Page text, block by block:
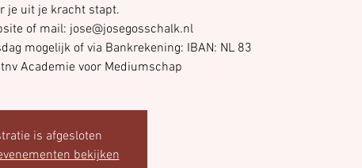
je uit je kracht stapt.
of mail: jose@josegosschalk.nl
mogelijk of via Bankrekening: IBAN: NL 83
is afgesloten
bekijken